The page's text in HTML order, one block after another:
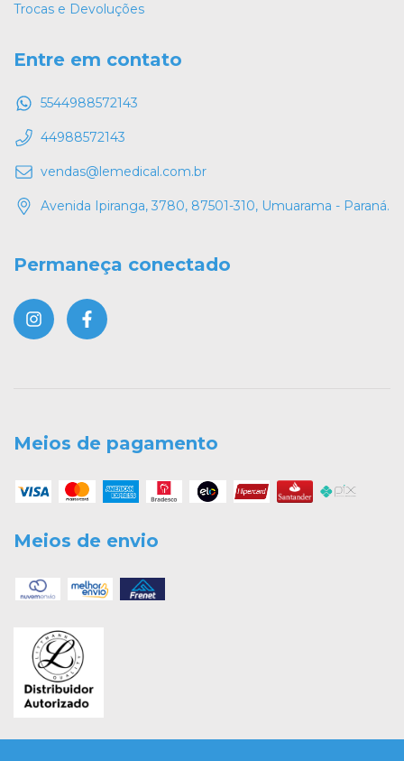
Trocas e Devoluções
Entre em contato
5544988572143
44988572143
vendas@lemedical.com.br
Avenida Ipiranga, 3780, 87501-310, Umuarama - Paraná.
Permaneça conectado
Meios de pagamento
Meios de envio